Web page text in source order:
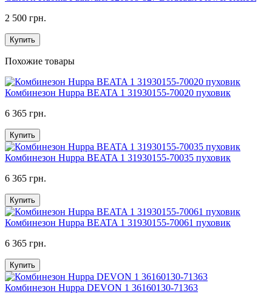
2 500 грн.
Купить
Похожие товары
Комбинезон Huppa BEATA 1 31930155-70020 пуховик
6 365 грн.
Купить
Комбинезон Huppa BEATA 1 31930155-70035 пуховик
6 365 грн.
Купить
Комбинезон Huppa BEATA 1 31930155-70061 пуховик
6 365 грн.
Купить
Комбинезон Huppa DEVON 1 36160130-71363